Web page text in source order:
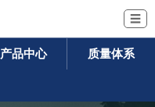
☰
产品中心 质量体系